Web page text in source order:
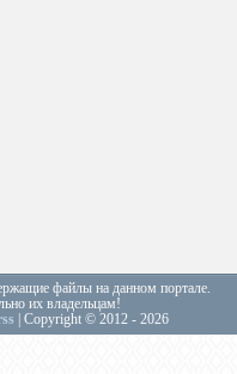
файлы на данном портале.
их владельцам!
| Copyright © 2012 - 2026